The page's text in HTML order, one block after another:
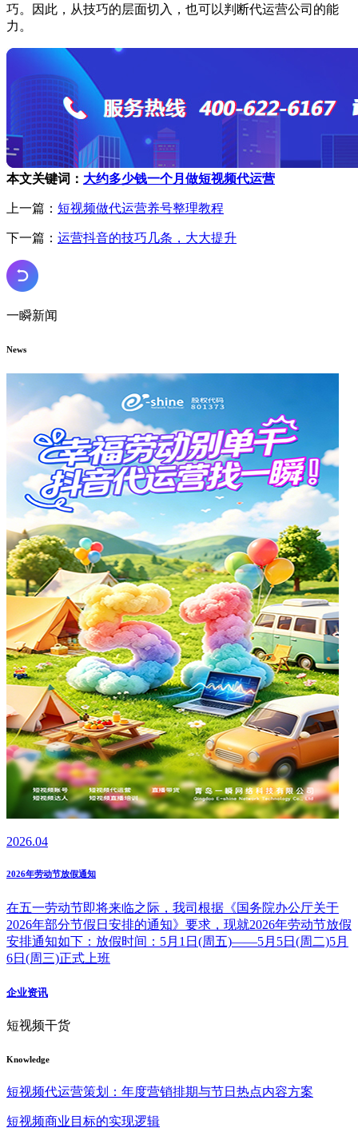
巧。因此，从技巧的层面切入，也可以判断代运营公司的能
力。
本文关键词： 大约多少钱一个月做短视频代运营
上一篇： 短视频做代运营养号整理教程
下一篇： 运营抖音的技巧几条，大大提升
一瞬新闻
News
2026.04
2026年劳动节放假通知
在五一劳动节即将来临之际，我司根据《国务院办公厅关于
2026年部分节假日安排的通知》要求，现就2026年劳动节放假
安排通知如下：放假时间：5月1日(周五)——5月5日(周二)5月
6日(周三)正式上班
企业资讯
短视频干货
Knowledge
短视频代运营策划：年度营销排期与节日热点内容方案
短视频商业目标的实现逻辑